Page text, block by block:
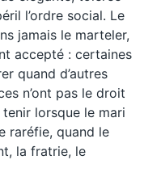
l’ordre social. Le
jamais le marteler,
accepté : certaines
quand d’autres
n’ont pas le droit
lorsque le mari
raréfie, quand le
la fratrie, le